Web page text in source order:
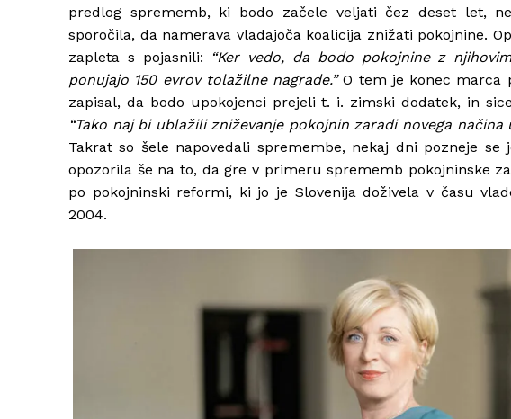
predlog sprememb, ki bodo začele veljati čez deset let,
sporočila, da namerava vladajoča koalicija znižati pokojnine.
zapleta s pojasnili:
“Ker vedo, da bodo pokojnine z
ponujajo 150 evrov tolažilne nagrade.”O tem je konec marca
zapisal, da bodo upokojenci prejeli t. i. zimski dodatek, in
“Tako naj bi ublažili zniževanje pokojnin zaradi novega načina
Takrat so šele napovedali spremembe, nekaj dni pozneje
opozorila še na to, da gre v primeru sprememb pokojninske
po pokojninski reformi, ki jo je Slovenija doživela v času
2004.